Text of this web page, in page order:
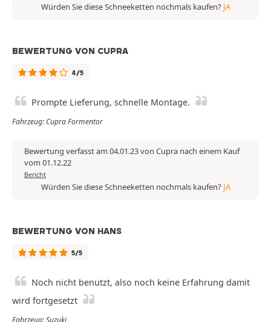
Würden Sie diese Schneeketten nochmals kaufen? JA
BEWERTUNG VON CUPRA
4/5
Prompte Lieferung, schnelle Montage.
Fahrzeug: Cupra Formentor
Bewertung verfasst am 04.01.23 von Cupra nach einem Kauf
vom 01.12.22
Bericht
Würden Sie diese Schneeketten nochmals kaufen? JA
BEWERTUNG VON HANS
5/5
Noch nicht benutzt, also noch keine Erfahrung damit
wird fortgesetzt